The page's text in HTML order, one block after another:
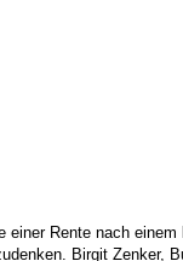
Rente nach
Birgit Zenker,